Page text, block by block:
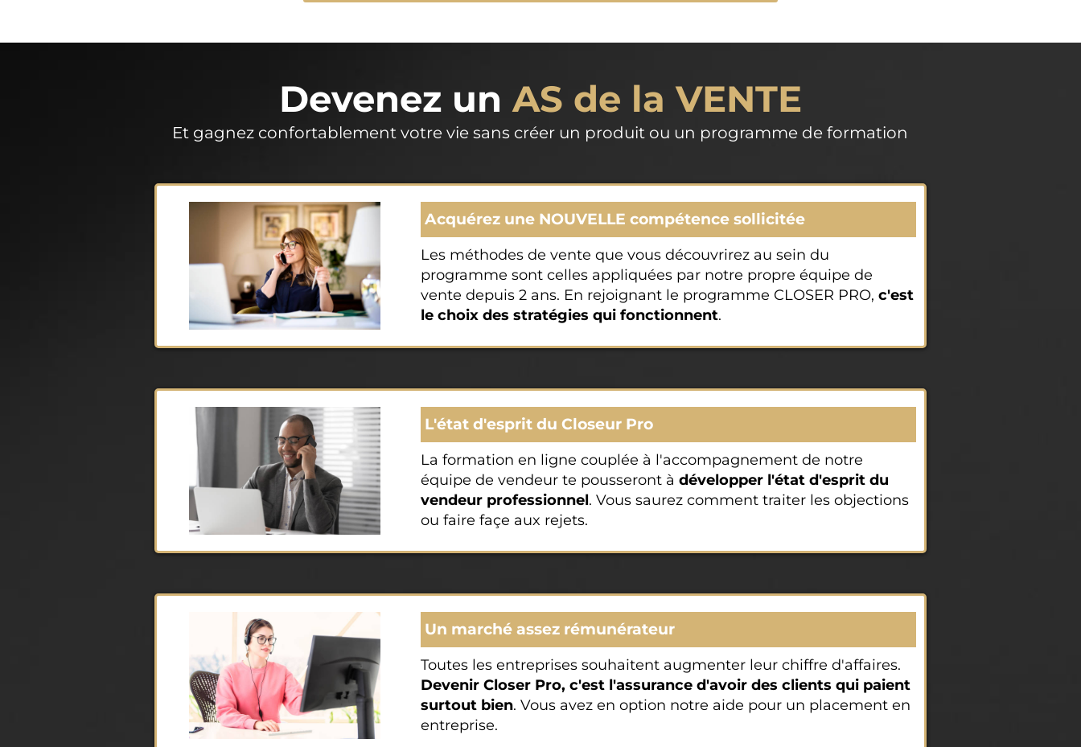
Devenez un AS de la VENTE
Et gagnez confortablement votre vie sans créer un produit ou un programme de formation
Acquérez une NOUVELLE compétence sollicitée
Les méthodes de vente que vous découvrirez au sein du
programme sont celles appliquées par notre propre équipe de
vente depuis 2 ans. En rejoignant le programme CLOSER PRO, c'est
le choix des stratégies qui fonctionnent.
L'état d'esprit du Closeur Pro
La formation en ligne couplée à l'accompagnement de notre
équipe de vendeur te pousseront à développer l'état d'esprit du
vendeur professionnel. Vous saurez comment traiter les objections
ou faire façe aux rejets.
Un marché assez rémunérateur
Toutes les entreprises souhaitent augmenter leur chiffre d'affaires.
Devenir Closer Pro, c'est l'assurance d'avoir des clients qui paient
surtout bien. Vous avez en option notre aide pour un placement en
entreprise.